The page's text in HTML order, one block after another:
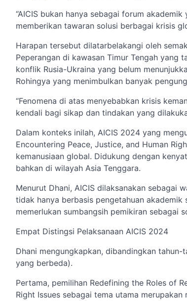
“AICIS bukan hanya sebagai forum
memberikan tawaran solusi berbagai krisis
Harapan tersebut dilatarbelakangi oleh
Peperangan di kawasan Timur Tengah yang
konflik Rusia-Ukraina yang belum
Rohingya yang menimbulkan banyak
“Fenomena di atas menyebabkan krisis
kendali bagi sikap dan tindakan yang
Dalam konteks inilah, AICIS 2024 yang
Encountering Peace, Justice, and Human
kemanusiaan global. Didukung dengan
bahkan di wilayah Asia Tenggara.
Menurut Dhani, AICIS dilaksanakan sebagai
tidak hanya berbasis pengetahuan
memerlukan sumbangsih pemikiran sebagai
Empat Distingsi Pelaksanaan AICIS 2024
Dhani mengungkapkan, dibandingkan
yang berbeda).
Pertama, pemilihan Redefining the Roles of
Right Issues sebagai tema utama